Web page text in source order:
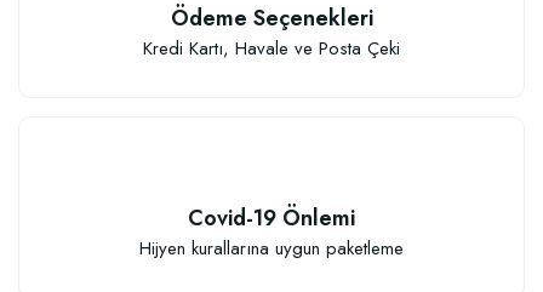
Sepete Ekle
Ödeme Seçenekleri
Kredi Kartı, Havale ve Posta Çeki
Covid-19 Önlemi
Hijyen kurallarına uygun paketleme